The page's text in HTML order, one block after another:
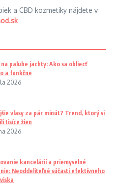
a CBD kozmetiky nájdete v
na palube jachty: Ako sa obliecť
a funkčne
2026
vlasy za pár minút? Trend, ktorý si
tisíce žien
2026
kancelárií a priemyselné
Neoddeliteľné súčasti efektívneho